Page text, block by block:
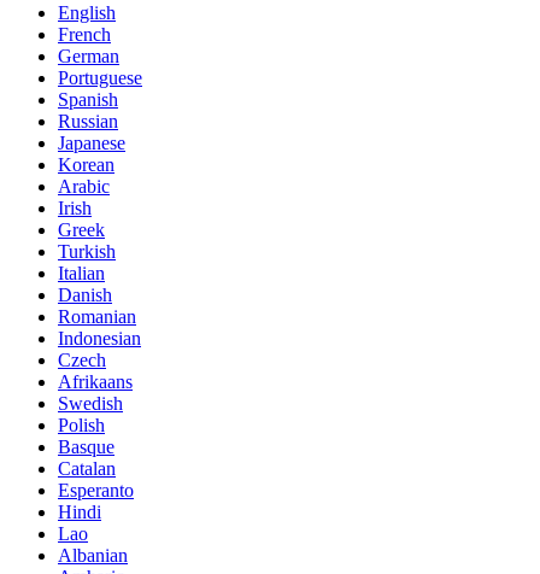
English
French
German
Portuguese
Spanish
Russian
Japanese
Korean
Arabic
Irish
Greek
Turkish
Italian
Danish
Romanian
Indonesian
Czech
Afrikaans
Swedish
Polish
Basque
Catalan
Esperanto
Hindi
Lao
Albanian